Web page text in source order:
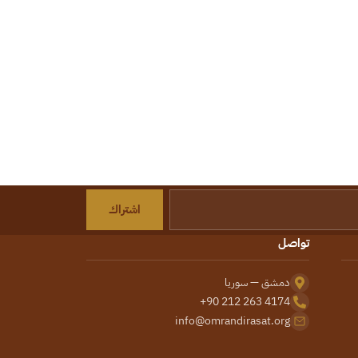
اشتراك
تواصل
دمشق — سوريا
+90 212 263 4174
info@omrandirasat.org